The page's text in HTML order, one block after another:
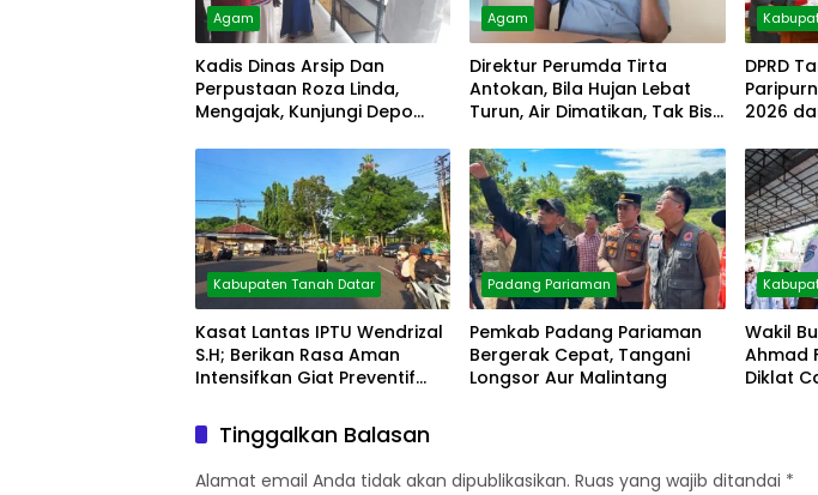
Agam
Kadis Dinas Arsip Dan
Perpustaan Roza Linda,
Mengajak, Kunjungi Depo
Agam
Direktur Perumda Tirta
Antokan, Bila Hujan Lebat
Turun, Air Dimatikan, Tak Bisa
DPRD
2026
Kabupaten Tanah Datar
Kasat Lantas IPTU Wendrizal
S.H; Berikan Rasa Aman
Intensifkan Giat Preventif
Padang Pariaman
Pemkab Padang Pariaman
Bergerak Cepat, Tangani
Longsor Aur Malintang
Wakil
Ahmad
Diklat
Tinggalkan Balasan
Alamat email Anda tidak akan dipublikasikan. Ruas yang wajib ditandai *